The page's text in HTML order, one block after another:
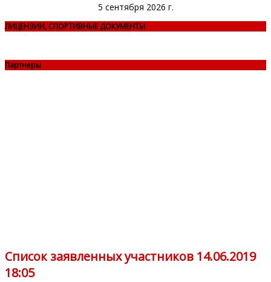
5 сентября 2026 г.
ЛИЦЕНЗИИ, СПОРТИВНЫЕ ДОКУМЕНТЫ
Партнеры
Список заявленных участников 14.06.2019
18:05